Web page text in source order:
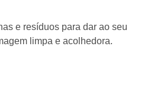
e resíduos para dar ao seu
limpa e acolhedora.